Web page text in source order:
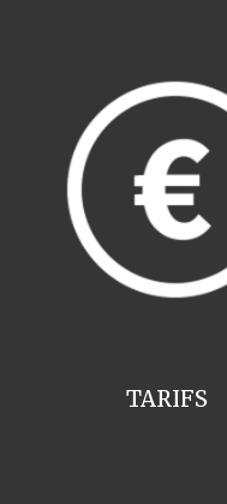
TARIFS